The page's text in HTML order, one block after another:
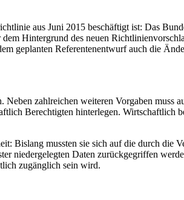
aus Juni 2015 beschäftigt ist: Das
Hintergrund des neuen
geplanten Referentenentwurf auch die
zahlreichen weiteren Vorgaben muss
Berechtigten hinterlegen. Wirtschaftlich
Bislang mussten sie sich auf die durch die
niedergelegten Daten zurückgegriffen
zugänglich sein wird.